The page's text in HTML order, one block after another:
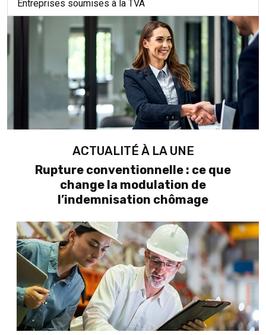
Entreprises soumises à la TVA
ACTUALITÉ À LA UNE
Rupture conventionnelle : ce que
change la modulation de
l’indemnisation chômage